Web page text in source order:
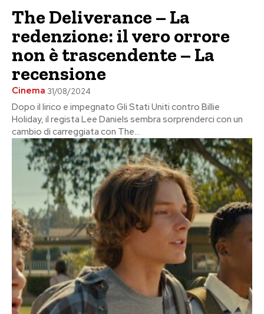
The Deliverance – La
redenzione: il vero orrore
non è trascendente – La
recensione
Cinema 31/08/2024
Dopo il lirico e impegnato Gli Stati Uniti contro Billie
Holiday, il regista Lee Daniels sembra sorprenderci con un
cambio di carreggiata con The...